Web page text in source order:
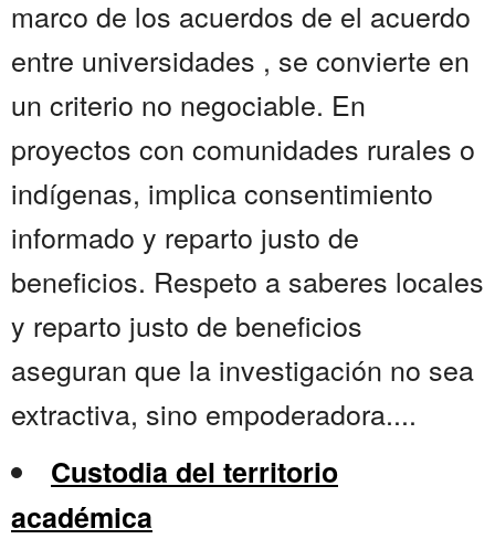
marco de los acuerdos de el acuerdo
entre universidades , se convierte en
un criterio no negociable. En
proyectos con comunidades rurales o
indígenas, implica consentimiento
informado y reparto justo de
beneficios. Respeto a saberes locales
y reparto justo de beneficios
aseguran que la investigación no sea
extractiva, sino empoderadora....
Custodia del territorio
académica